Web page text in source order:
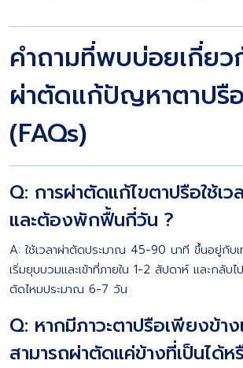
คำถามที่พบบ่อยเกี่ยว
ผ่าตัดแก้ปัญหาตาปรื
(FAQs)
Q: การผ่าตัดแก้ไขตาปรือใช้เว
และต้องพักฟื้นกี่วัน ?
A: ใช้เวลาผ่าตัดประมาณ 45-90 นาที ขึ้นอยู่กับ
เริ่มยุบบวมและเข้าที่ภายใน 1-2 สัปดาห์ และกลับ
ตัดไหมประมาณ 6-7 วัน
Q: หากมีภาวะตาปรือเพียงข้า
สามารถผ่าตัดแค่ข้างที่เป็นได้ห